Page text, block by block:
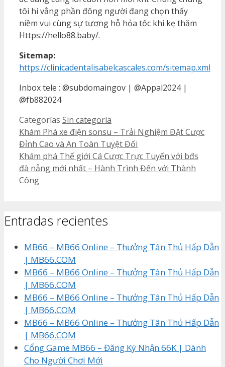
tôi hi vẳng phần đông người đang chọn thấy
niềm vui cùng sự tương hỗ hỏa tốc khi kẹ thăm
Https://hello88.baby/.
Sitemap:
https://clinicadentalisabelcascales.com/sitemap.xml
Inbox tele : @subdomaingov | @Appal2024 |
@fb882024
Categorías Sin categoría
Khám Phá xe điện sonsu – Trải Nghiệm Đặt Cược
Đỉnh Cao và An Toàn Tuyệt Đối
Khám phá Thế giới Cá Cược Trực Tuyến với bđs
đà nẵng mới nhất – Hành Trình Đến với Thành
Công
Entradas recientes
MB66 – MB66 Online – Thưởng Tân Thủ Hấp Dẫn
| MB66.COM
MB66 – MB66 Online – Thưởng Tân Thủ Hấp Dẫn
| MB66.COM
MB66 – MB66 Online – Thưởng Tân Thủ Hấp Dẫn
| MB66.COM
MB66 – MB66 Online – Thưởng Tân Thủ Hấp Dẫn
| MB66.COM
Cổng Game MB66 – Đăng Ký Nhận 66K | Dành
Cho Người Chơi Mới